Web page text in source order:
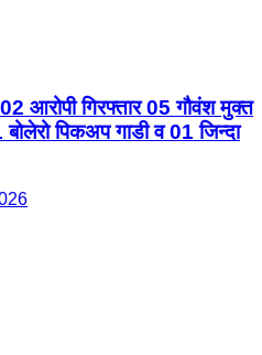
आरोपी गिरफ्तार 05 गौवंश मुक्त
पिकअप गाडी व 01 जिन्दा